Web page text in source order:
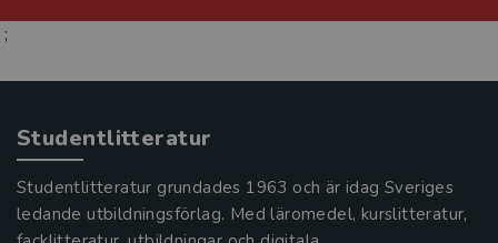
;
Studentlitteratur
Studentlitteratur grundades 1963 och är idag Sveriges
ledande utbildningsförlag. Med läromedel, kurslitteratur,